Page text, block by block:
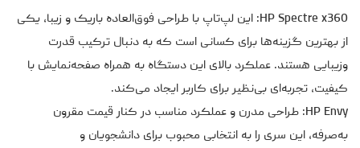
HP Spectre x360: این لپ‌تاپ با طراحی فوق‌العاده باریک و زیبا، یکی
از بهترین گزینه‌ها برای کسانی است که به دنبال ترکیب قدرت
وزیبایی هستند. عملکرد بالای این دستگاه به همراه صفحه‌نمایش با
کیفیت، تجربه‌ای بی‌نظیر برای کاربر ایجاد می‌کند.
HP Envy: طراحی مدرن و عملکرد مناسب در کنار قیمت مقرون
به‌صرفه، این سری را به انتخابی محبوب برای دانشجویان و